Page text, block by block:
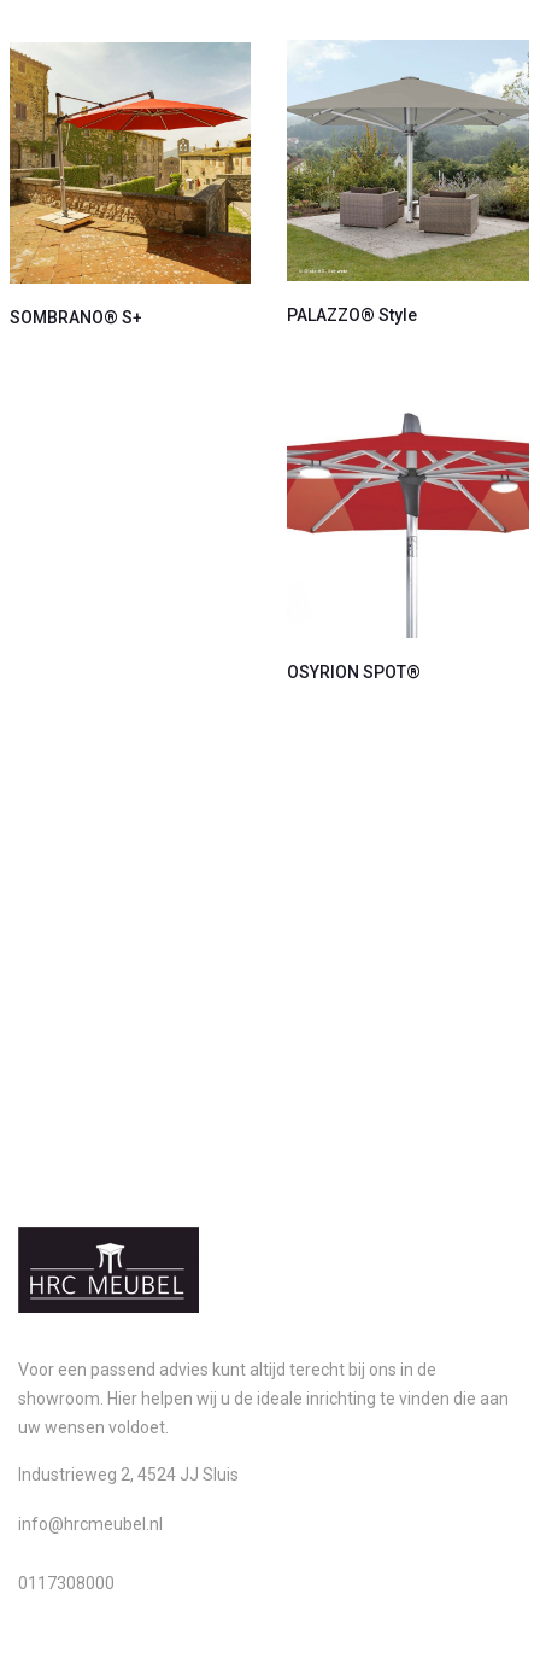
PALAZZO® Style
SOMBRANO® S+
OSYRION SPOT®
Voor een passend advies kunt altijd terecht bij ons in de
showroom. Hier helpen wij u de ideale inrichting te vinden die aan
uw wensen voldoet.
Industrieweg 2, 4524 JJ Sluis
info@hrcmeubel.nl
0117308000